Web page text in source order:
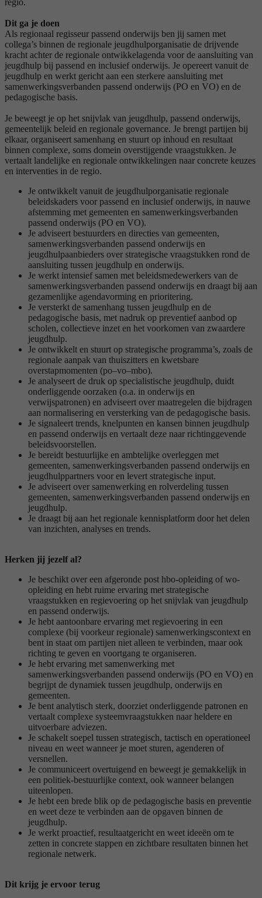
Dit ga je doen
Als regionaal regisseur passend onderwijs ben jij samen met
collega’s binnen de regionale jeugdhulporganisatie de drijvende
kracht achter de regionale ontwikkelagenda voor de aansluiting van
jeugdhulp bij passend en inclusief onderwijs. Je opereert vanuit de
jeugdhulp en werkt gericht aan een sterkere aansluiting met
samenwerkingsverbanden passend onderwijs (PO en VO) en de
pedagogische basis.
Je beweegt je op het snijvlak van jeugdhulp, passend onderwijs,
gemeentelijk beleid en regionale governance. Je brengt partijen bij
elkaar, organiseert samenhang en stuurt op inhoud en resultaat
binnen complexe, soms domein overstijgende vraagstukken. Je
vertaalt landelijke en regionale ontwikkelingen naar concrete keuzes
en interventies in de regio.
Je ontwikkelt vanuit de jeugdhulporganisatie regionale
beleidskaders voor passend en inclusief onderwijs, in nauwe
afstemming met gemeenten en samenwerkingsverbanden
passend onderwijs (PO en VO).
Je adviseert bestuurders en directies van gemeenten,
samenwerkingsverbanden passend onderwijs en
jeugdhulpaanbieders over strategische vraagstukken rond de
aansluiting tussen jeugdhulp en onderwijs.
Je werkt intensief samen met beleidsmedewerkers van de
samenwerkingsverbanden passend onderwijs en draagt bij aan
gezamenlijke agendavorming en prioritering.
Je versterkt de samenhang tussen jeugdhulp en de
pedagogische basis, met nadruk op preventief aanbod op
scholen, collectieve inzet en het voorkomen van zwaardere
jeugdhulp.
Je ontwikkelt en stuurt op strategische programma’s, zoals de
regionale aanpak van thuiszitters en kwetsbare
overstapmomenten (po–vo–mbo).
Je analyseert de druk op specialistische jeugdhulp, duidt
onderliggende oorzaken (o.a. in onderwijs en
verwijspatronen) en adviseert over maatregelen die bijdragen
aan normalisering en versterking van de pedagogische basis.
Je signaleert trends, knelpunten en kansen binnen jeugdhulp
en passend onderwijs en vertaalt deze naar richtinggevende
beleidsvoorstellen.
Je bereidt bestuurlijke en ambtelijke overleggen met
gemeenten, samenwerkingsverbanden passend onderwijs en
jeugdhulppartners voor en levert strategische input.
Je adviseert over samenwerking en rolverdeling tussen
gemeenten, samenwerkingsverbanden passend onderwijs en
jeugdhulp.
Je draagt bij aan het regionale kennisplatform door het delen
van inzichten, analyses en trends.
Herken jij jezelf al?
Je beschikt over een afgeronde post hbo-opleiding of wo-
opleiding en hebt ruime ervaring met strategische
vraagstukken en regievoering op het snijvlak van jeugdhulp
en passend onderwijs.
Je hebt aantoonbare ervaring met regievoering in een
complexe (bij voorkeur regionale) samenwerkingscontext en
bent in staat om partijen niet alleen te verbinden, maar ook
richting te geven en voortgang te organiseren.
Je hebt ervaring met samenwerking met
samenwerkingsverbanden passend onderwijs (PO en VO) en
begrijpt de dynamiek tussen jeugdhulp, onderwijs en
gemeenten.
Je bent analytisch sterk, doorziet onderliggende patronen en
vertaalt complexe systeemvraagstukken naar heldere en
uitvoerbare adviezen.
Je schakelt soepel tussen strategisch, tactisch en operationeel
niveau en weet wanneer je moet sturen, agenderen of
versnellen.
Je communiceert overtuigend en beweegt je gemakkelijk in
een politiek-bestuurlijke context, ook wanneer belangen
uiteenlopen.
Je hebt een brede blik op de pedagogische basis en preventie
en weet deze te verbinden aan de opgaven binnen de
jeugdhulp.
Je werkt proactief, resultaatgericht en weet ideeën om te
zetten in concrete stappen en zichtbare resultaten binnen het
regionale netwerk.
Dit krijg je ervoor terug